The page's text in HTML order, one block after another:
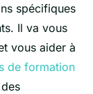
spécifiques
Il va vous
vous aider à
de formation